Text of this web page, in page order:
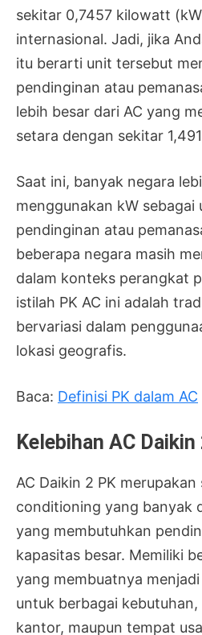
sekitar 0,7457 kilowatt
internasional. Jadi, jika
itu berarti unit tersebut
pendinginan atau
lebih besar dari AC yang
setara dengan sekitar
Saat ini, banyak negara
menggunakan kW sebagai
pendinginan atau
beberapa negara masih
dalam konteks perangkat
istilah PK AC ini adalah
bervariasi dalam
lokasi geografis.
Baca: Definisi PK dalam AC
Kelebihan AC Daikin
AC Daikin 2 PK
conditioning yang banyak
yang membutuhkan
kapasitas besar. Memiliki
yang membuatnya
untuk berbagai
kantor, maupun tempat